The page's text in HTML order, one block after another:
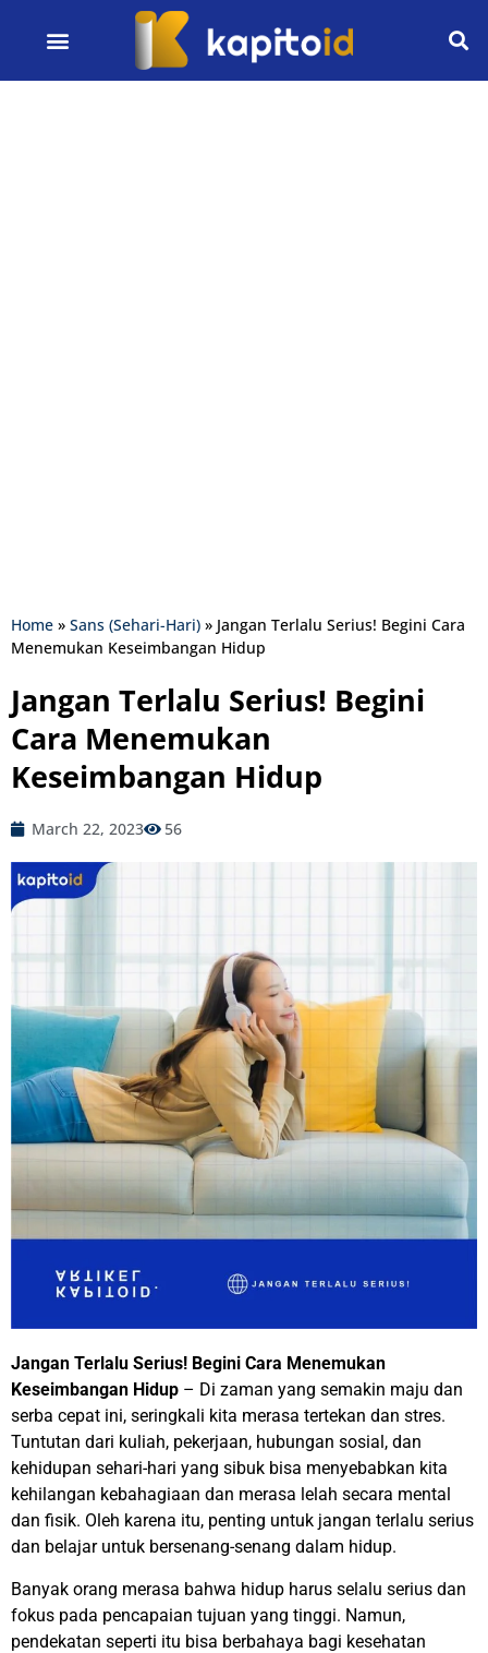
Home » Sans (Sehari-Hari) » Jangan Terlalu Serius! Begini Cara
Menemukan Keseimbangan Hidup
Jangan Terlalu Serius! Begini
Cara Menemukan
Keseimbangan Hidup
March 22, 2023 56
Jangan Terlalu Serius! Begini Cara Menemukan
Keseimbangan Hidup – Di zaman yang semakin maju dan
serba cepat ini, seringkali kita merasa tertekan dan stres.
Tuntutan dari kuliah, pekerjaan, hubungan sosial, dan
kehidupan sehari-hari yang sibuk bisa menyebabkan kita
kehilangan kebahagiaan dan merasa lelah secara mental
dan fisik. Oleh karena itu, penting untuk jangan terlalu serius
dan belajar untuk bersenang-senang dalam hidup.
Banyak orang merasa bahwa hidup harus selalu serius dan
fokus pada pencapaian tujuan yang tinggi. Namun,
pendekatan seperti itu bisa berbahaya bagi kesehatan